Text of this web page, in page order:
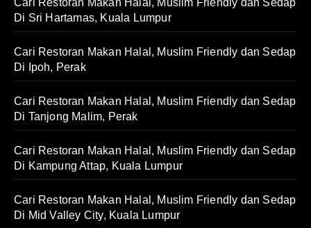
Cari Restoran Makan Halal, Muslim Friendly dan Sedap
Di Sri Hartamas, Kuala Lumpur
Cari Restoran Makan Halal, Muslim Friendly dan Sedap
Di Ipoh, Perak
Cari Restoran Makan Halal, Muslim Friendly dan Sedap
Di Tanjong Malim, Perak
Cari Restoran Makan Halal, Muslim Friendly dan Sedap
Di Kampung Attap, Kuala Lumpur
Cari Restoran Makan Halal, Muslim Friendly dan Sedap
Di Mid Valley City, Kuala Lumpur